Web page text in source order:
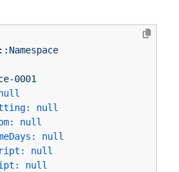
0001
null
null
null
null
null